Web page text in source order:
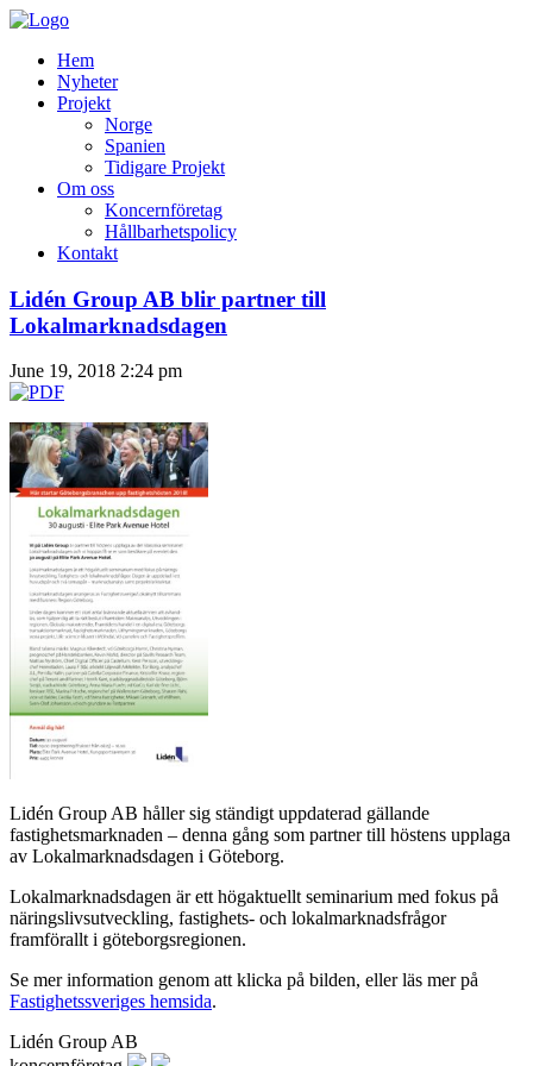
Hem
Nyheter
Projekt
Norge
Spanien
Tidigare Projekt
Om oss
Koncernföretag
Hållbarhetspolicy
Kontakt
Lidén Group AB blir partner till
Lokalmarknadsdagen
June 19, 2018 2:24 pm
Lidén Group AB håller sig ständigt uppdaterad gällande
fastighetsmarknaden – denna gång som partner till höstens upplaga
av Lokalmarknadsdagen i Göteborg.
Lokalmarknadsdagen är ett högaktuellt seminarium med fokus på
näringslivsutveckling, fastighets- och lokalmarknadsfrågor
framförallt i göteborgsregionen.
Se mer information genom att klicka på bilden, eller läs mer på
Fastighetssveriges hemsida.
Lidén Group AB